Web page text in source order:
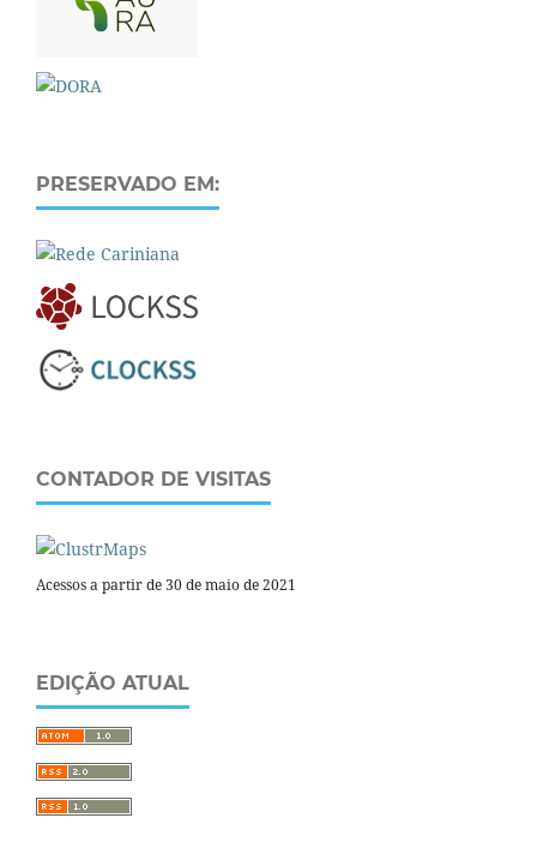
PRESERVADO EM:
CONTADOR DE VISITAS
Acessos a partir de 30 de maio de 2021
EDIÇÃO ATUAL